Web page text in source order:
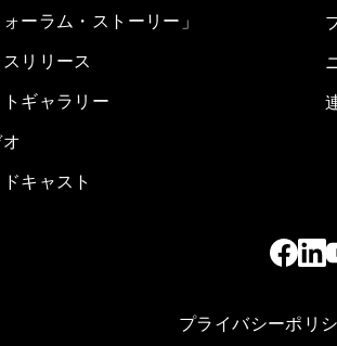
ォーラム・ストーリー」
リリース
ギャラリー
キャスト
プライバシーポリ